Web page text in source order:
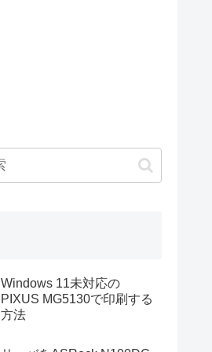
Windows 11未対応の
PIXUS MG5130で印刷する
方法